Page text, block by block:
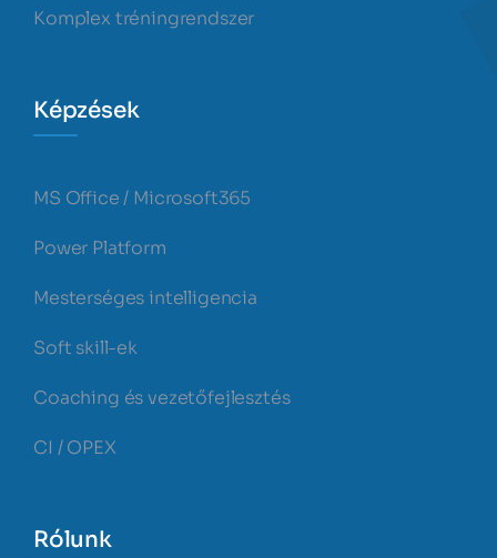
Komplex tréningrendszer
Képzések
MS Office / Microsoft365
Power Platform
Mesterséges intelligencia
Soft skill-ek
Coaching és vezetőfejlesztés
CI / OPEX
Rólunk